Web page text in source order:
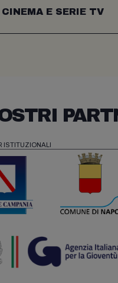
E SERIE TV
ISTITUZIONALI